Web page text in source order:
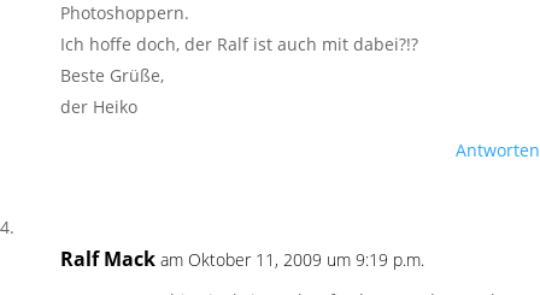
Photoshoppern.
Ich hoffe doch, der Ralf ist auch mit dabei?!?
Beste Grüße,
der Heiko
Antworten
Ralf Mack am Oktober 11, 2009 um 9:19 p.m.